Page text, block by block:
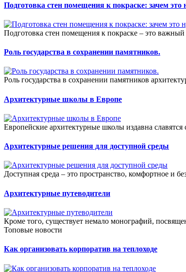
Подготовка стен помещения к покраске: зачем это
Подготовка стен помещения к покраске – это
Роль государства в сохранении памятников.
Роль государства в сохранении памятников
Архитектурные школы в Европе
Европейские архитектурные школы издавна
Архитектурные решения для доступной среды
Доступная среда – это пространство, комфортное и
Архитектурные путеводители
Кроме того, существует немало монографий,
Топовые новости
Как организовать корпоратив на теплоходе